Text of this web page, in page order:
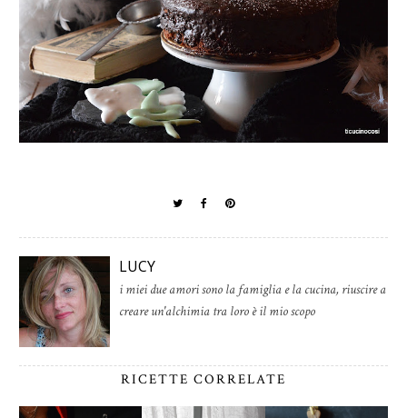
LUCY
i miei due amori sono la famiglia e la cucina, riuscire a
creare un'alchimia tra loro è il mio scopo
RICETTE CORRELATE